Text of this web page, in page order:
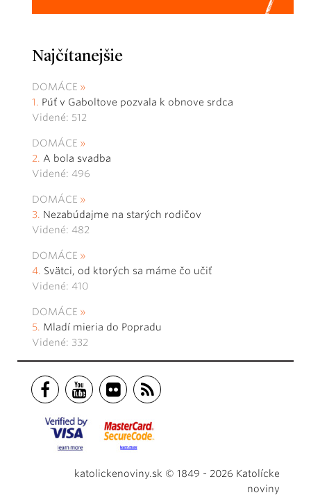
Najčítanejšie
DOMÁCE
Púť v Gaboltove pozvala k obnove srdca
Videné: 512
DOMÁCE
A bola svadba
Videné: 496
DOMÁCE
Nezabúdajme na starých rodičov
Videné: 482
DOMÁCE
Svätci, od ktorých sa máme čo učiť
Videné: 410
DOMÁCE
Mladí mieria do Popradu
Videné: 332
katolickenoviny.sk © 1849 - 2026 Katolícke
noviny